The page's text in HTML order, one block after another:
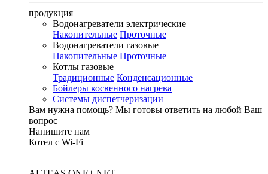
продукция
Водонагреватели электрические
Накопительные Проточные
Водонагреватели газовые
Накопительные Проточные
Котлы газовые
Традиционные Конденсационные
Бойлеры косвенного нагрева
Системы диспетчеризации
Вам нужна помощь? Мы готовы ответить на любой Ваш
вопрос
Напишите нам
Котел с Wi-Fi